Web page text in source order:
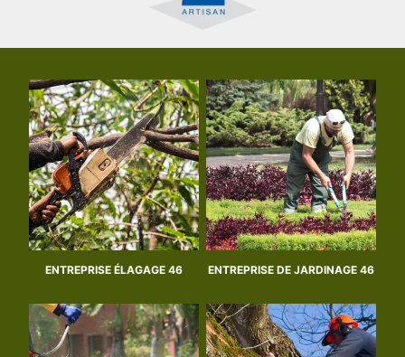
ENTREPRISE ÉLAGAGE 46 ENTREPRISE DE JARDINAGE 46